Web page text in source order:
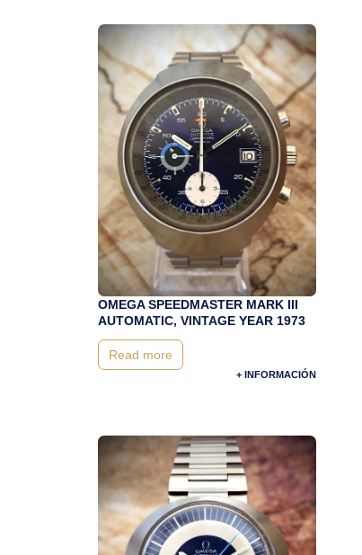
OMEGA SPEEDMASTER MARK III
AUTOMATIC, VINTAGE YEAR 1973
Read more
+ INFORMACIÓN